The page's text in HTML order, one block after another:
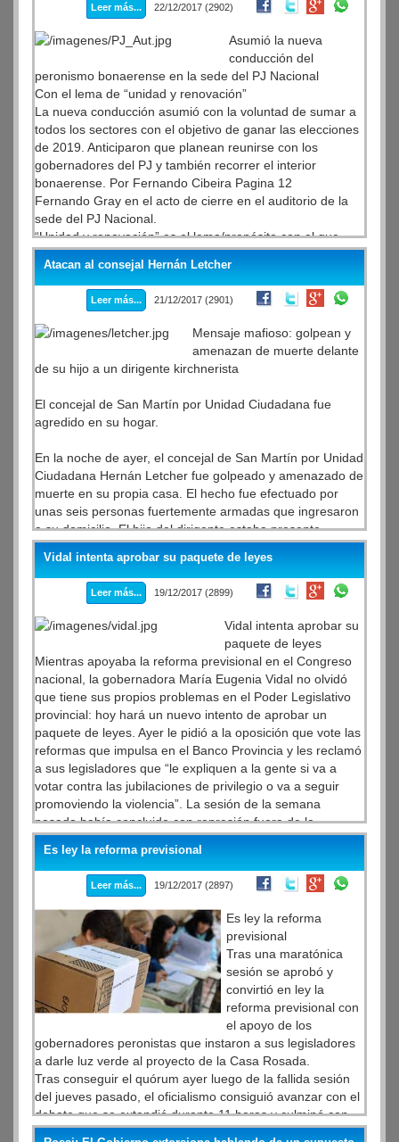
Leer más... 22/12/2017 (2902)
Asumió la nueva
conducción del
peronismo bonaerense en la sede del PJ Nacional
Con el lema de “unidad y renovación”
La nueva conducción asumió con la voluntad de sumar a
todos los sectores con el objetivo de ganar las elecciones
de 2019. Anticiparon que planean reunirse con los
gobernadores del PJ y también recorrer el interior
bonaerense. Por Fernando Cibeira Pagina 12
Fernando Gray en el acto de cierre en el auditorio de la
sede del PJ Nacional.
“Unidad y renovación” es el lema/propósito con el que
asumió ayer la nueva conducción del PJ Bonaerense que
encabezan el intendente de Merlo, Gustavo Menéndez, y
el de Esteban Echeverría, Fernando Gray, en calidad de
presidente y vice, con el compromiso de alternarse en sus
cargos un año y un año. Menéndez anunció como
primera medida que iniciará una ronda de consultas con
los gobernadores peronistas para conocer la realidad del
interior aunque también le reclamó a los diputados “que
voten lo que tienen que votar”, en una muestra del
delicado equilibrio que necesitará la conducción del
peronismo de ahora en más en su afán de mantener a
“todos adentro” con el objetivo de volver al gobierno en
2019.
Atacan al consejal Hernán Letcher
Leer más... 21/12/2017 (2901)
Mensaje mafioso: golpean y
amenazan de muerte delante
de su hijo a un dirigente kirchnerista
El concejal de San Martín por Unidad Ciudadana fue
agredido en su hogar.
En la noche de ayer, el concejal de San Martín por Unidad
Ciudadana Hernán Letcher fue golpeado y amenazado de
muerte en su propia casa. El hecho fue efectuado por
unas seis personas fuertemente armadas que ingresaron
a su domicilio. El hijo del dirigente estaba presente.
Vidal intenta aprobar su paquete de leyes
Leer más... 19/12/2017 (2899)
Vidal intenta aprobar su
paquete de leyes
Mientras apoyaba la reforma previsional en el Congreso
nacional, la gobernadora María Eugenia Vidal no olvidó
que tiene sus propios problemas en el Poder Legislativo
provincial: hoy hará un nuevo intento de aprobar un
paquete de leyes. Ayer le pidió a la oposición que vote las
reformas que impulsa en el Banco Provincia y les reclamó
a sus legisladores que “le expliquen a la gente si va a
votar contra las jubilaciones de privilegio o va a seguir
promoviendo la violencia”. La sesión de la semana
pasada había concluido con represión fuera de la
Legislatura provincial y con un escándalo dentro, cuando
ingresaron una serie de legisladores y el intendente Mario
Secco, al que el macrismo denunció penalmente. Todo en
espejo con lo ocurrido a nivel nacional.
Es ley la reforma previsional
Leer más... 19/12/2017 (2897)
Es ley la reforma
previsional
Tras una maratónica
sesión se aprobó y
convirtió en ley la
reforma previsional con
el apoyo de los
gobernadores peronistas que instaron a sus legisladores
a darle luz verde al proyecto de la Casa Rosada.
Tras conseguir el quórum ayer luego de la fallida sesión
del jueves pasado, el oficialismo consiguió avanzar con el
debate que se extendió durante 11 horas y culminó con
una votación que marcó en el tablero electrónica127